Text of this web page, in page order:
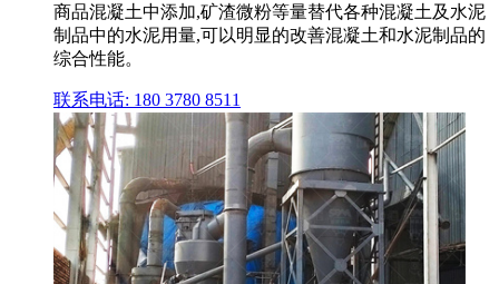
商品混凝土中添加,矿渣微粉等量替代各种混凝土及水泥
制品中的水泥用量,可以明显的改善混凝土和水泥制品的
综合性能。
联系电话: 180 3780 8511